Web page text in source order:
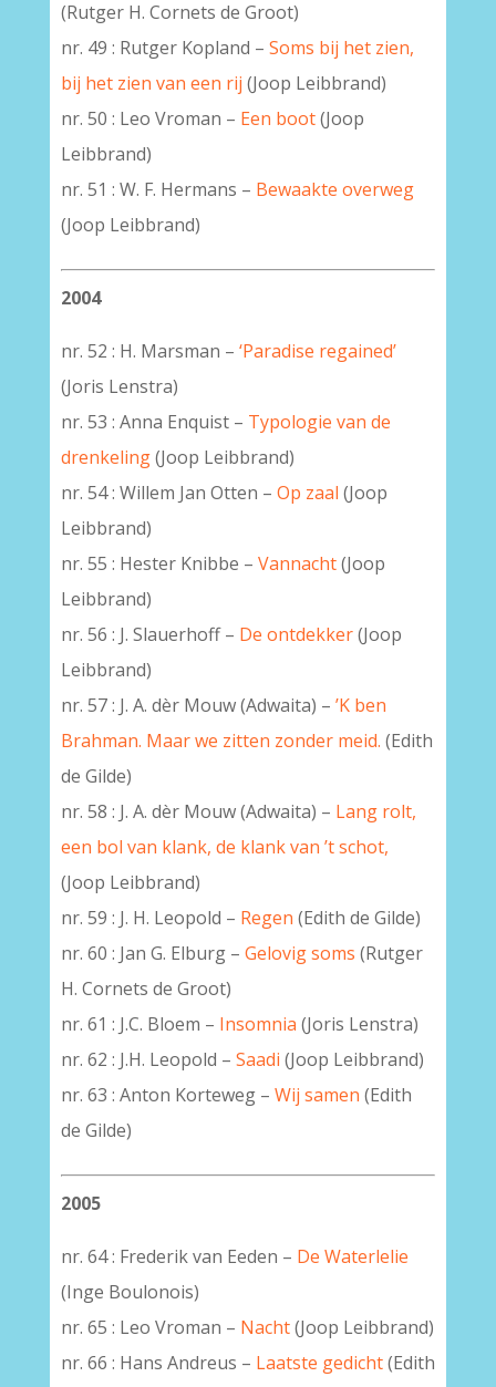
(Rutger H. Cornets de Groot)
nr. 49 : Rutger Kopland – Soms bij het zien,
bij het zien van een rij (Joop Leibbrand)
nr. 50 : Leo Vroman – Een boot(Joop
Leibbrand)
nr. 51 : W. F. Hermans – Bewaakte overweg
(Joop Leibbrand)
2004
nr. 52 : H. Marsman – ‘Paradise regained’
(Joris Lenstra)
nr. 53 : Anna Enquist – Typologie van de
drenkeling(Joop Leibbrand)
nr. 54 : Willem Jan Otten – Op zaal (Joop
Leibbrand)
nr. 55 : Hester Knibbe – Vannacht(Joop
Leibbrand)
nr. 56 : J. Slauerhoff – De ontdekker(Joop
Leibbrand)
nr. 57 : J. A. dèr Mouw (Adwaita) – ’K ben
Brahman. Maar we zitten zonder meid. (Edith
de Gilde)
nr. 58 : J. A. dèr Mouw (Adwaita) – Lang rolt,
een bol van klank, de klank van ’t schot,
(Joop Leibbrand)
nr. 59 : J. H. Leopold – Regen (Edith de Gilde)
nr. 60 : Jan G. Elburg – Gelovig soms (Rutger
H. Cornets de Groot)
nr. 61 : J.C. Bloem – Insomnia (Joris Lenstra)
nr. 62 : J.H. Leopold – Saadi (Joop Leibbrand)
nr. 63 : Anton Korteweg – Wij samen (Edith
de Gilde)
2005
nr. 64 : Frederik van Eeden – De Waterlelie
(Inge Boulonois)
nr. 65 : Leo Vroman – Nacht(Joop Leibbrand)
nr. 66 : Hans Andreus – Laatste gedicht(Edith